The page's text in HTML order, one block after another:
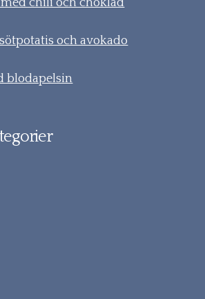
chili och choklad
och avokado
blodapelsin